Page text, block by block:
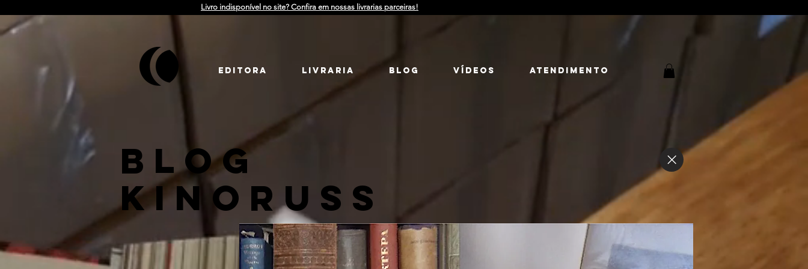
Livro indisponível no site? Confira em nossas livrarias parceiras!
EDITORA LIVRARIA Blog Vídeos atendimento
BLOG
KINORUSS